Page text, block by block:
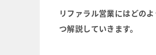
リファラル営業にはどの
つ解説していきます。